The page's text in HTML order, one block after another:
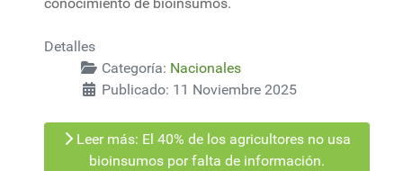
conocimiento de bioinsumos.
Detalles
Categoría: Nacionales
Publicado: 11 Noviembre 2025
Leer más: El 40% de los agricultores no usa
bioinsumos por falta de información.